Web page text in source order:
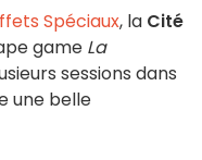
Spéciaux, la Cité
game La
sessions dans
une belle